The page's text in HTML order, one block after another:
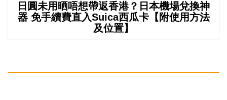
日圓未用晒唔想帶返香港？日本機場兌換神
器 免手續費直入Suica西瓜卡【附使用方法
及位置】